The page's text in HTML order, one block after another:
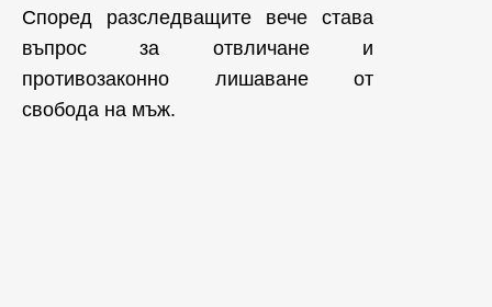
Според разследващите вече става
въпрос за отвличане и
противозаконно лишаване от
свобода на мъж.